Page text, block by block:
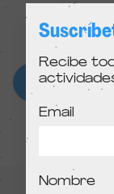
Recibe
Email
Nombre